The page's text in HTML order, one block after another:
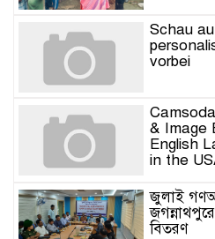
Schau
vorbei
& Image
English
in the
জুলাই
বিতরণ